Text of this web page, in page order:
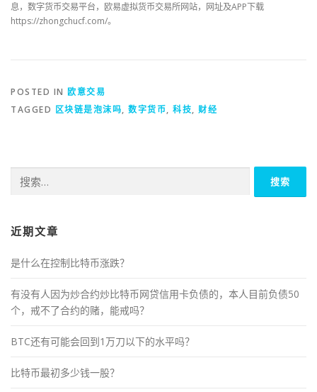
息，数字货币交易平台，欧易虚拟货币交易所网站，网址及APP下载
https://zhongchucf.com/。
POSTED IN 欧意交易
TAGGED 区块链是泡沫吗, 数字货币, 科技, 财经
索：
近期文章
是什么在控制比特币涨跌？
有没有人因为炒合约炒比特币网贷信用卡负债的，本人目前负债50
个，戒不了合约的赌，能戒吗？
BTC还有可能会回到1万刀以下的水平吗？
比特币最初多少钱一股？